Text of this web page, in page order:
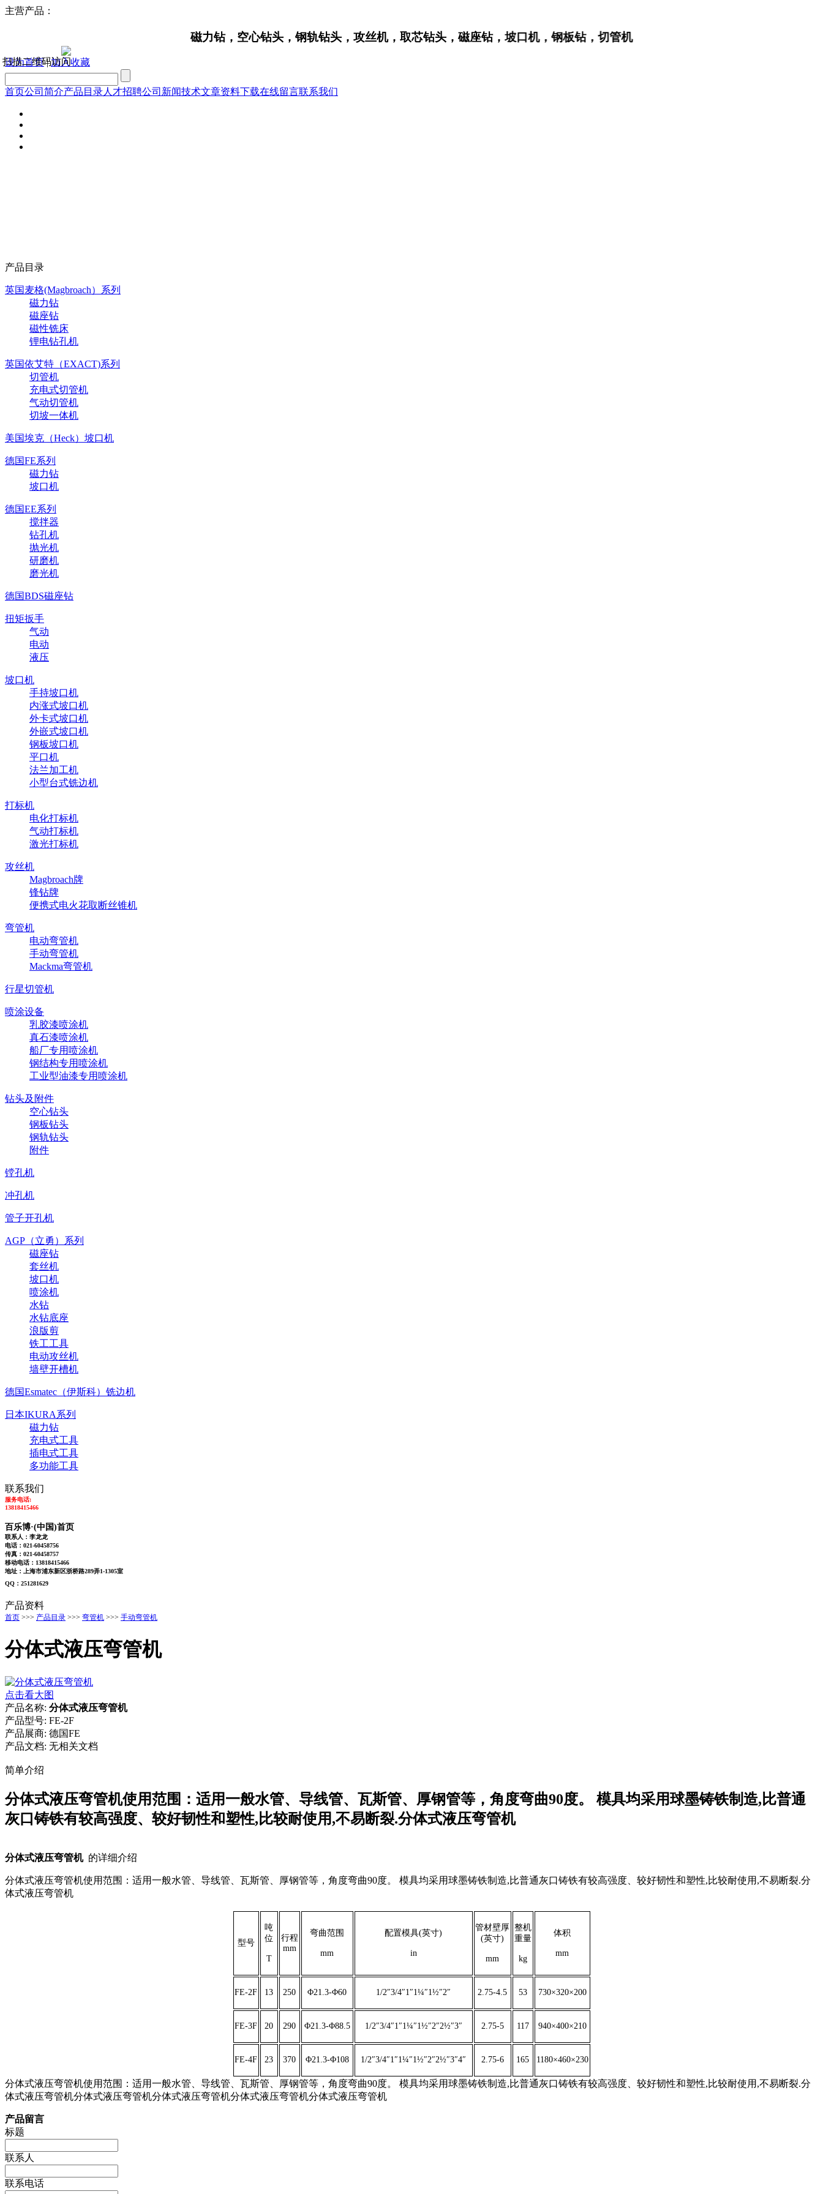
主营产品：
磁力钻，空心钻头，钢轨钻头，攻丝机，取芯钻头，磁座钻，坡口机，钢板钻，切管机
设为首页|加入收藏
首页公司简介产品目录人才招聘公司新闻技术文章资料下载在线留言联系我们
产品目录
英国麦格(Magbroach）系列
磁力钻
磁座钻
磁性铣床
锂电钻孔机
英国依艾特（EXACT)系列
切管机
充电式切管机
气动切管机
切坡一体机
美国埃克（Heck）坡口机
德国FE系列
磁力钻
坡口机
德国EE系列
搅拌器
钻孔机
抛光机
研磨机
磨光机
德国BDS磁座钻
扭矩扳手
气动
电动
液压
坡口机
手持坡口机
内涨式坡口机
外卡式坡口机
外嵌式坡口机
钢板坡口机
平口机
法兰加工机
小型台式铣边机
打标机
电化打标机
气动打标机
激光打标机
攻丝机
Magbroach牌
锋钻牌
便携式电火花取断丝锥机
弯管机
电动弯管机
手动弯管机
Mackma弯管机
行星切管机
喷涂设备
乳胶漆喷涂机
真石漆喷涂机
船厂专用喷涂机
钢结构专用喷涂机
工业型油漆专用喷涂机
钻头及附件
空心钻头
钢板钻头
钢轨钻头
附件
镗孔机
冲孔机
管子开孔机
AGP（立勇）系列
磁座钻
套丝机
坡口机
喷涂机
水钻
水钻底座
浪版剪
铁工工具
电动攻丝机
墙壁开槽机
德国Esmatec（伊斯科）铣边机
日本IKURA系列
磁力钻
充电式工具
插电式工具
多功能工具
联系我们
服务电话:
13818415466
百乐博·(中国)首页 
联系人：李龙龙
电话：021-60458756
传真：021-60458757
移动电话：13818415466
地址：上海市浦东新区浙桥路289弄1-1305室
QQ：251281629
产品资料
首页 >>> 产品目录 >>> 弯管机 >>> 手动弯管机
分体式液压弯管机
点击看大图
产品名称: 分体式液压弯管机
产品型号: FE-2F
产品展商: 德国FE
产品文档: 无相关文档
简单介绍
分体式液压弯管机使用范围：适用一般水管、导线管、瓦斯管、厚钢管等，角度弯曲90度。 模具均采用球墨铸铁制造,比普通
灰口铸铁有较高强度、较好韧性和塑性,比较耐使用,不易断裂.分体式液压弯管机
分体式液压弯管机 的详细介绍
分体式液压弯管机使用范围：适用一般水管、导线管、瓦斯管、厚钢管等，角度弯曲90度。 模具均采用球墨铸铁制造,比普通灰口铸铁有较高强度、较好韧性和塑性,比较耐使用,不易断裂.分
体式液压弯管机
型号
吨
位
T
行程
mm
弯曲范围
mm
配置模具(英寸)
in
管材壁厚
(英寸)
mm
整机
重量
kg
体积
mm
FE-2F 13 250 Φ21.3-Φ60 1/2″3/4″1″1¼″1½″2″ 2.75-4.5 53 730×320×200
FE-3F 20 290 Φ21.3-Φ88.5 1/2″3/4″1″1¼″1½″2″2½″3″ 2.75-5 117 940×400×210
FE-4F 23 370 Φ21.3-Φ108 1/2″3/4″1″1¼″1½″2″2½″3″4″ 2.75-6 165 1180×460×230
分体式液压弯管机使用范围：适用一般水管、导线管、瓦斯管、厚钢管等，角度弯曲90度。 模具均采用球墨铸铁制造,比普通灰口铸铁有较高强度、较好韧性和塑性,比较耐使用,不易断裂.分
体式液压弯管机分体式液压弯管机分体式液压弯管机分体式液压弯管机分体式液压弯管机
产品留言
标题
联系人
联系电话
扫描二维码访问